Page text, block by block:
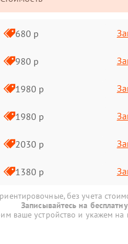
680 р
980 р
1980 р
1980 р
2030 р
1380 р
без учета
Записывайтесь на
ваше устройство и укажем на